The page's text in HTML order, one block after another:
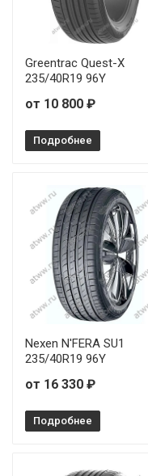
Yokohama
Yokohama Advan
Greentrac Quest-X
235/40R19 96Y
от 10 800 ₽
Подробнее
Nexen N'FERA SU1
235/40R19 96Y
от 16 330 ₽
Подробнее